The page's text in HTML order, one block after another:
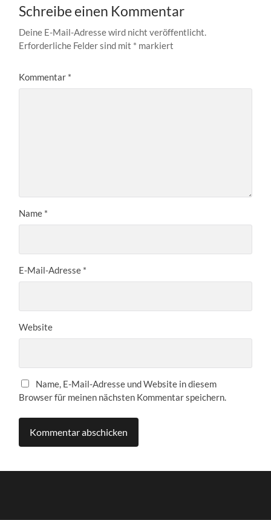
Schreibe einen Kommentar
Deine E-Mail-Adresse wird nicht veröffentlicht.
Erforderliche Felder sind mit * markiert
Kommentar *
Name *
E-Mail-Adresse *
Website
Name, E-Mail-Adresse und Website in diesem
Browser für meinen nächsten Kommentar speichern.